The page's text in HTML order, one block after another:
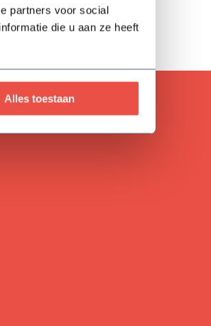
partners voor social
die u aan ze heeft
Alles toestaan